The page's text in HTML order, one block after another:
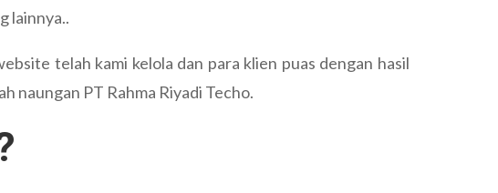
lainnya..
telah kami kelola dan para klien puas dengan hasil
naungan PT Rahma Riyadi Techo.